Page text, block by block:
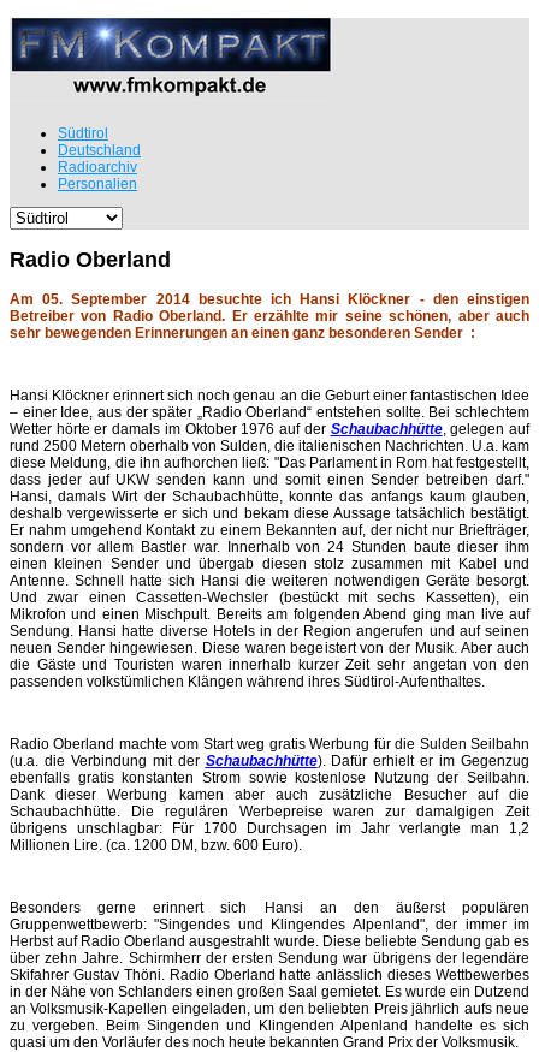
Südtirol
Deutschland
Radioarchiv
Personalien
Radio Oberland
Am 05. September 2014 besuchte ich Hansi Klöckner - den einstigen
Betreiber von Radio Oberland. Er erzählte mir seine schönen, aber auch
sehr bewegenden Erinnerungen an einen ganz besonderen Sender :
Hansi Klöckner erinnert sich noch genau an die Geburt einer fantastischen Idee
– einer Idee, aus der später „Radio Oberland“ entstehen sollte. Bei schlechtem
Wetter hörte er damals im Oktober 1976 auf der Schaubachhütte, gelegen auf
rund 2500 Metern oberhalb von Sulden, die italienischen Nachrichten. U.a. kam
diese Meldung, die ihn aufhorchen ließ: "Das Parlament in Rom hat festgestellt,
dass jeder auf UKW senden kann und somit einen Sender betreiben darf."
Hansi, damals Wirt der Schaubachhütte, konnte das anfangs kaum glauben,
deshalb vergewisserte er sich und bekam diese Aussage tatsächlich bestätigt.
Er nahm umgehend Kontakt zu einem Bekannten auf, der nicht nur Briefträger,
sondern vor allem Bastler war. Innerhalb von 24 Stunden baute dieser ihm
einen kleinen Sender und übergab diesen stolz zusammen mit Kabel und
Antenne. Schnell hatte sich Hansi die weiteren notwendigen Geräte besorgt.
Und zwar einen Cassetten-Wechsler (bestückt mit sechs Kassetten), ein
Mikrofon und einen Mischpult. Bereits am folgenden Abend ging man live auf
Sendung. Hansi hatte diverse Hotels in der Region angerufen und auf seinen
neuen Sender hingewiesen. Diese waren begeistert von der Musik. Aber auch
die Gäste und Touristen waren innerhalb kurzer Zeit sehr angetan von den
passenden volkstümlichen Klängen während ihres Südtirol-Aufenthaltes.
Radio Oberland machte vom Start weg gratis Werbung für die Sulden Seilbahn
(u.a. die Verbindung mit der Schaubachhütte). Dafür erhielt er im Gegenzug
ebenfalls gratis konstanten Strom sowie kostenlose Nutzung der Seilbahn.
Dank dieser Werbung kamen aber auch zusätzliche Besucher auf die
Schaubachhütte. Die regulären Werbepreise waren zur damalgigen Zeit
übrigens unschlagbar: Für 1700 Durchsagen im Jahr verlangte man 1,2
Millionen Lire. (ca. 1200 DM, bzw. 600 Euro).
Besonders gerne erinnert sich Hansi an den äußerst populären
Gruppenwettbewerb: "Singendes und Klingendes Alpenland", der immer im
Herbst auf Radio Oberland ausgestrahlt wurde. Diese beliebte Sendung gab es
über zehn Jahre. Schirmherr der ersten Sendung war übrigens der legendäre
Skifahrer Gustav Thöni. Radio Oberland hatte anlässlich dieses Wettbewerbes
in der Nähe von Schlanders einen großen Saal gemietet. Es wurde ein Dutzend
an Volksmusik-Kapellen eingeladen, um den beliebten Preis jährlich aufs neue
zu vergeben. Beim Singenden und Klingenden Alpenland handelte es sich
quasi um den Vorläufer des noch heute bekannten Grand Prix der Volksmusik.